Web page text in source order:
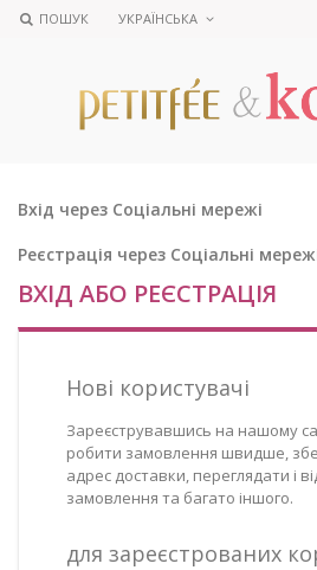
ПОШУК УКРАЇНСЬКА
Вхід через Соціальні мережі
Реєстрація через Соціальні
ВХІД АБО РЕЄСТРАЦІЯ
Нові користувачі
Зареєструвавшись на нашому
робити замовлення швидше,
адрес доставки, переглядати і
замовлення та багато іншого.
для зареєстрованих